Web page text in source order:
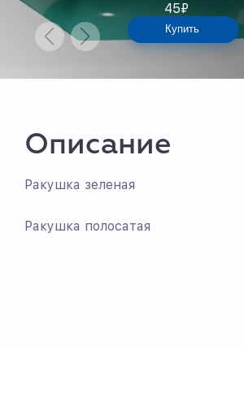
45₽
Купить
Описание
Ракушка зеленая
Ракушка полосатая